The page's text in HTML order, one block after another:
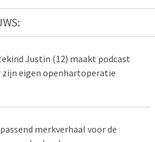
Justin (12) maakt podcast
zijn eigen openhartoperatie
merkverhaal voor de